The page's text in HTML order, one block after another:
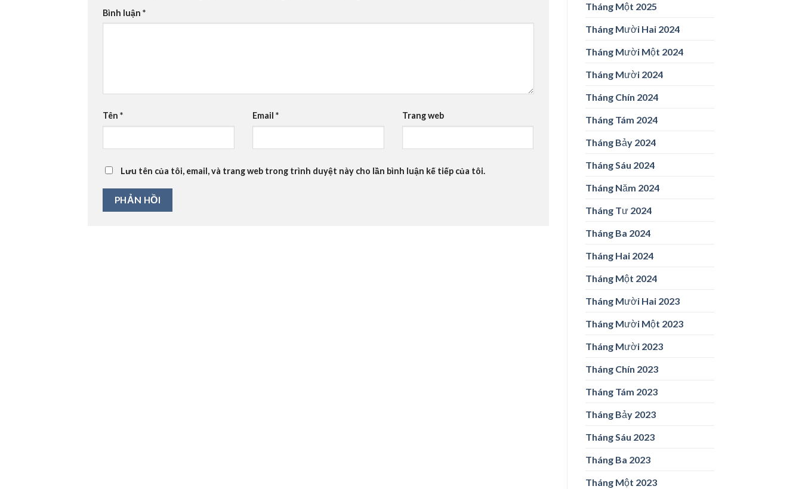
Bình luận *
Tên * Email * Trang web
Lưu tên của tôi, email, và trang web trong trình duyệt này cho lần bình luận kế tiếp của tôi.
Tháng Một 2025
Tháng Mười Hai 2024
Tháng Mười Một 2024
Tháng Mười 2024
Tháng Chín 2024
Tháng Tám 2024
Tháng Bảy 2024
Tháng Sáu 2024
Tháng Năm 2024
Tháng Tư 2024
Tháng Ba 2024
Tháng Hai 2024
Tháng Một 2024
Tháng Mười Hai 2023
Tháng Mười Một 2023
Tháng Mười 2023
Tháng Chín 2023
Tháng Tám 2023
Tháng Bảy 2023
Tháng Sáu 2023
Tháng Ba 2023
Tháng Một 2023